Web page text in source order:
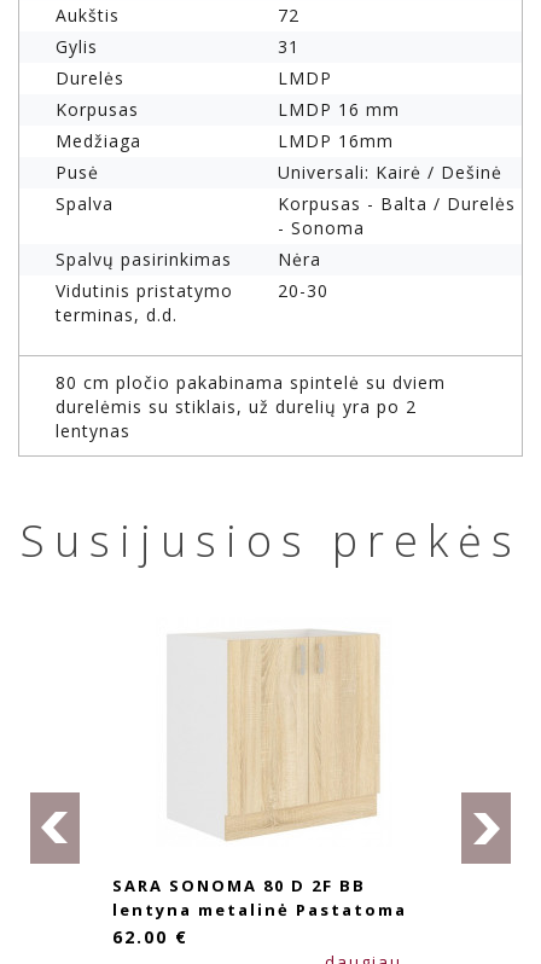
Aukštis
72
Gylis
31
Durelės
LMDP
Korpusas
LMDP 16 mm
Medžiaga
LMDP 16mm
Pusė
Universali: Kairė / Dešinė
Spalva
Korpusas - Balta / Durelės
- Sonoma
Spalvų pasirinkimas
Nėra
Vidutinis pristatymo
terminas, d.d.
20-30
80 cm pločio pakabinama spintelė su dviem
durelėmis su stiklais, už durelių yra po 2
lentynas
Susijusios prekės
SARA SONOMA 80 D 2F BB
lentyna metalinė Pastatoma
62.00 €